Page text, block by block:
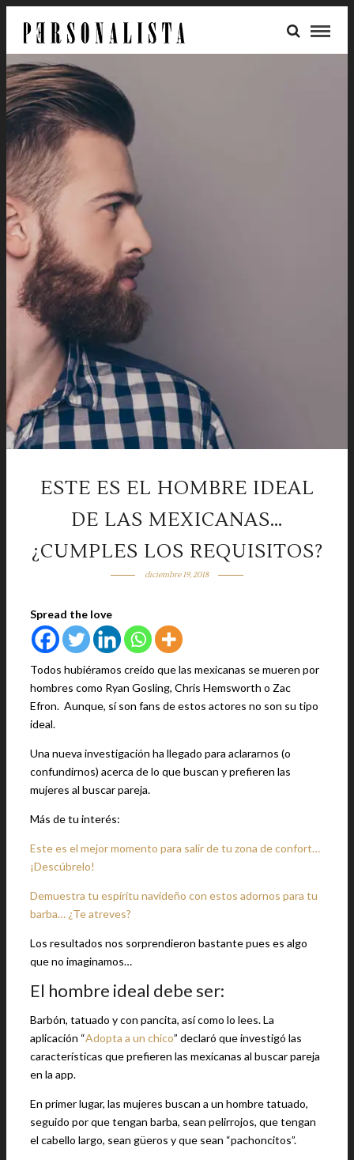
ESTE ES EL HOMBRE IDEAL
DE LAS MEXICANAS…
¿CUMPLES LOS REQUISITOS?
diciembre 19, 2018
Spread the love
Todos hubiéramos creído que las mexicanas se mueren por
hombres como Ryan Gosling, Chris Hemsworth o Zac
Efron. Aunque, sí son fans de estos actores no son su tipo
ideal.
Una nueva investigación ha llegado para aclararnos (o
confundirnos) acerca de lo que buscan y prefieren las
mujeres al buscar pareja.
Más de tu interés:
Este es el mejor momento para salir de tu zona de confort…
¡Descúbrelo!
Demuestra tu espíritu navideño con estos adornos para tu
barba… ¿Te atreves?
Los resultados nos sorprendieron bastante pues es algo
que no imaginamos…
El hombre ideal debe ser:
Barbón, tatuado y con pancita, así como lo lees. La
aplicación “Adopta a un chico” declaró que investigó las
características que prefieren las mexicanas al buscar pareja
en la app.
En primer lugar, las mujeres buscan a un hombre tatuado,
seguido por que tengan barba, sean pelirrojos, que tengan
el cabello largo, sean güeros y que sean “pachoncitos”.